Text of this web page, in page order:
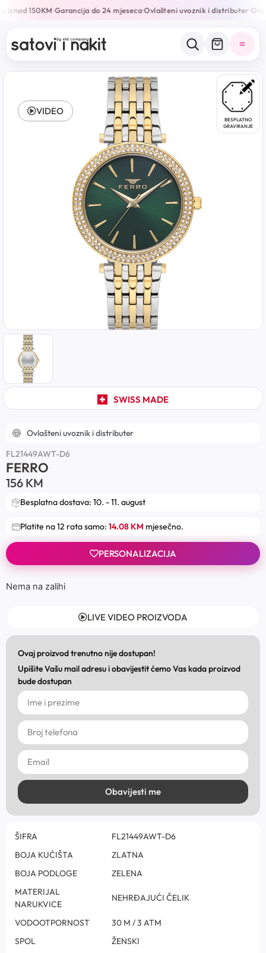
iznad 150KM•Garancija do 24 mjeseca•Ovlašteni uvoznik i distributer•
BESPLATNO
GRAVIRANJE
SWISS MADE
VIDEO
Ovlašteni uvoznik i distributer
FL21449AWT-D6
FERRO
156 KM
Besplatna dostava: 10. - 11. august
Platite na 12 rata samo: 14.08 KM mjesečno.
PERSONALIZACIJA
Nema na zalihi
LIVE VIDEO PROIZVODA
Ovaj proizvod trenutno nije dostupan!
Upišite Vašu mail adresu i obavijestit ćemo Vas kada proizvod
bude dostupan
Obavijesti me
ŠIFRA
FL21449AWT-D6
BOJA KUĆIŠTA
ZLATNA
BOJA PODLOGE
ZELENA
MATERIJAL
NARUKVICE
NEHRĐAJUĆI ČELIK
VODOOTPORNOST
30 M / 3 ATM
SPOL
ŽENSKI